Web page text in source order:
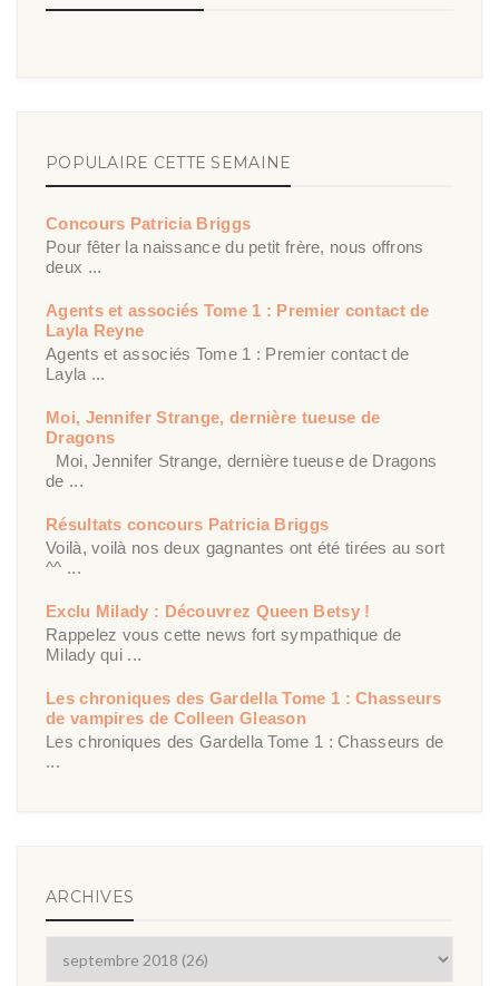
POPULAIRE CETTE SEMAINE
Concours Patricia Briggs
Pour fêter la naissance du petit frère, nous offrons
deux ...
Agents et associés Tome 1 : Premier contact de
Layla Reyne
Agents et associés Tome 1 : Premier contact de
Layla ...
Moi, Jennifer Strange, dernière tueuse de
Dragons
Moi, Jennifer Strange, dernière tueuse de Dragons
de ...
Résultats concours Patricia Briggs
Voilà, voilà nos deux gagnantes ont été tirées au sort
^^ ...
Exclu Milady : Découvrez Queen Betsy !
Rappelez vous cette news fort sympathique de
Milady qui ...
Les chroniques des Gardella Tome 1 : Chasseurs
de vampires de Colleen Gleason
Les chroniques des Gardella Tome 1 : Chasseurs de
...
ARCHIVES